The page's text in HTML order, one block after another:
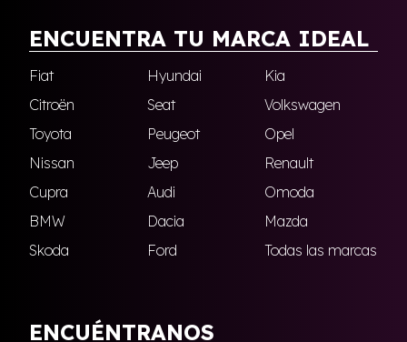
ENCUENTRA TU MARCA IDEAL
Fiat Hyundai
Kia
Citroën
Seat
Volkswagen
Toyota
Peugeot
Opel
Nissan
Jeep
Renault
Cupra
Audi
Omoda
BMW
Dacia
Mazda
Skoda
Ford Todas las marcas
ENCUÉNTRANOS